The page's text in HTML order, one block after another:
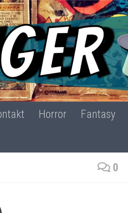
Horror Fantasy
0